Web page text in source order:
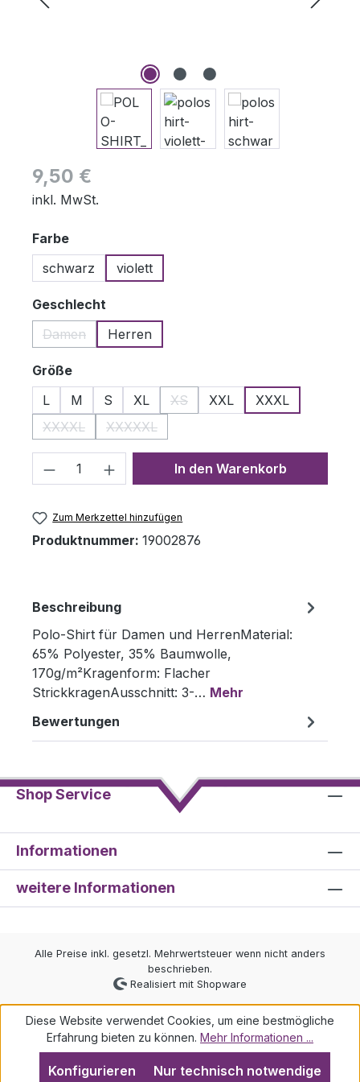
Regulärer Preis:
9,50 €
inkl. MwSt.
Farbeauswählen
schwarz
violett
Geschlecht
Damen
(Diese Option ist zurzeit nicht verfügbar.)
Herren
Größeauswählen
L
M S XL XS
(Diese Option ist zurzeit nicht
XXL
XXXL
XXXXL
(Diese Option ist zurzeit nicht verfügbar.)
XXXXXL
(Diese Option ist zurzeit nicht verfügbar.)
Produkt Anzahl: Gib den
In den Warenkorb
Zum Merkzettel hinzufügen
Produktnummer: 19002876
Beschreibung
Polo-Shirt für Damen und HerrenMaterial:
65% Polyester, 35% Baumwolle,
170g/m²Kragenform: Flacher
StrickkragenAusschnitt: 3-… Mehr
Bewertungen
Shop Service
Informationen
weitere Informationen
Alle Preise inkl. gesetzl. Mehrwertsteuer wenn nicht anders
beschrieben.
Realisiert mit Shopware
Diese Website verwendet Cookies, um eine bestmögliche
Erfahrung bieten zu können. Mehr Informationen ...
Nur technisch notwendige
Konfigurieren